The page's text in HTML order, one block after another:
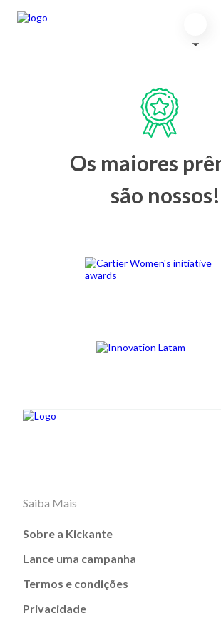
Os maiores
são nossos!
Saiba Mais
Sobre a Kickante
Lance uma campanha
Termos e condições
Privacidade